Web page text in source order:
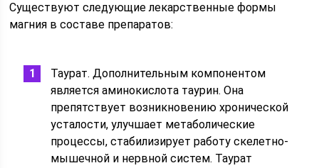
Существуют следующие лекарственные формы
магния в составе препаратов:
Таурат. Дополнительным компонентом
является аминокислота таурин. Она
препятствует возникновению хронической
усталости, улучшает метаболические
процессы, стабилизирует работу скелетно-
мышечной и нервной систем. Таурат